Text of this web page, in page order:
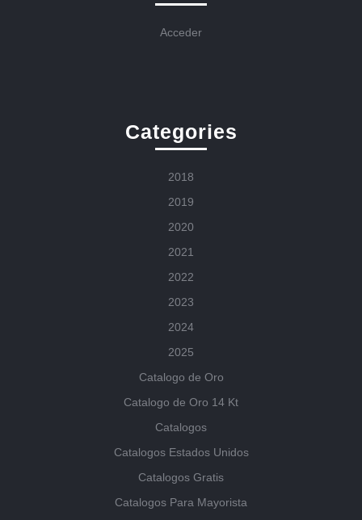
Acceder
Categories
2018
2019
2020
2021
2022
2023
2024
2025
Catalogo de Oro
Catalogo de Oro 14 Kt
Catalogos
Catalogos Estados Unidos
Catalogos Gratis
Catalogos Para Mayorista